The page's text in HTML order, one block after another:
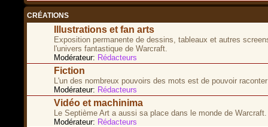
CRÉATIONS
Illustrations et fan arts
Exposition permanente de dessins, tableaux et autres
l'univers fantastique de Warcraft.
Modérateur: Rédacteurs
Fiction
L'un des nombreux pouvoirs des mots est de pouvoir
Modérateur: Rédacteurs
Vidéo et machinima
Le Septième Art a aussi sa place dans le monde de Warcraft.
Modérateur: Rédacteurs